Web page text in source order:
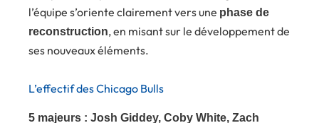
l’équipe s’oriente clairement vers une phase de
reconstruction, en misant sur le développement de
ses nouveaux éléments.
L’effectif des Chicago Bulls
5 majeurs : Josh Giddey, Coby White, Zach